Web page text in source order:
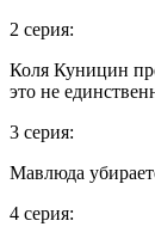
2 серия:
Коля Куницин
это не
3 серия:
Мавлюда
4 серия: